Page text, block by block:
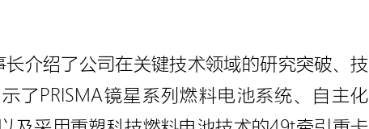
介绍了公司在关键技术领域的研究突破、技
了PRISMA镜星系列燃料电池系统、自主化